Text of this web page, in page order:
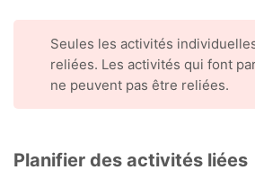
Seules les activités
reliées. Les activités qui font
ne peuvent pas être reliées.
Planifier des activités liées